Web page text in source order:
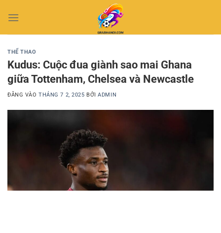
qua
THỂ THAO
Kudus: Cuộc đua giành sao mai Ghana
giữa Tottenham, Chelsea và Newcastle
ĐĂNG VÀOTHÁNG 7 2, 2025 BỞIADMIN